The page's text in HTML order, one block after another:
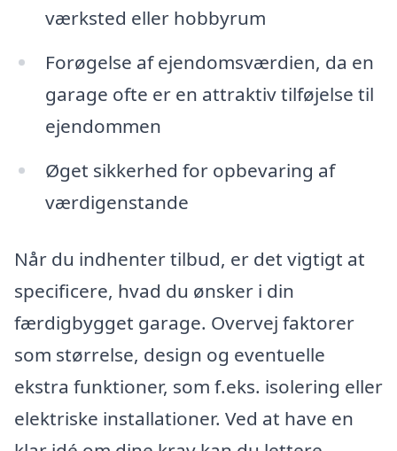
værksted eller hobbyrum
Forøgelse af ejendomsværdien, da en
garage ofte er en attraktiv tilføjelse til
ejendommen
Øget sikkerhed for opbevaring af
værdigenstande
Når du indhenter tilbud, er det vigtigt at
specificere, hvad du ønsker i din
færdigbygget garage. Overvej faktorer
som størrelse, design og eventuelle
ekstra funktioner, som f.eks. isolering eller
elektriske installationer. Ved at have en